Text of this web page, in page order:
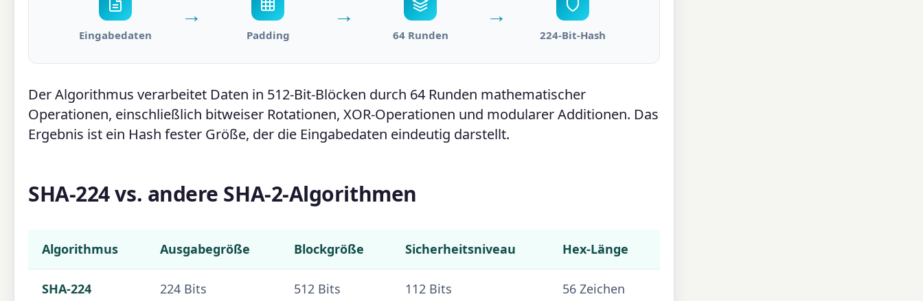
Eingabedaten
→
Padding
→
64 Runden
→
224-Bit-Hash
Der Algorithmus verarbeitet Daten in 512-Bit-Blöcken durch 64 Runden mathematischer
Operationen, einschließlich bitweiser Rotationen, XOR-Operationen und modularer Additionen. Das
Ergebnis ist ein Hash fester Größe, der die Eingabedaten eindeutig darstellt.
SHA-224 vs. andere SHA-2-Algorithmen
Algorithmus Ausgabegröße Blockgröße Sicherheitsniveau Hex-Länge
SHA-224 224 Bits 512 Bits 112 Bits 56 Zeichen